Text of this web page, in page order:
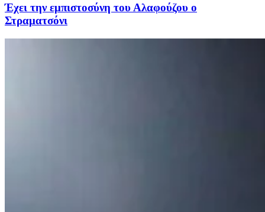
Έχει την εμπιστοσύνη του Αλαφούζου ο
Στραματσόνι